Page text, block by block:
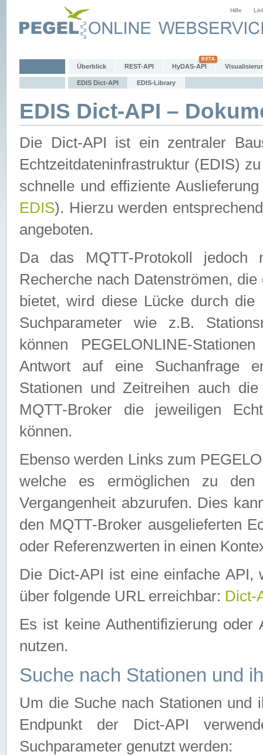
Hilfe
Überblick REST-API HyDAS-API
EDIS Dict-API EDIS-Library
EDIS Dict-API –
Die Dict-API ist ein zentraler
Echtzeitdateninfrastruktur (EDIS)
schnelle und effiziente
EDIS). Hierzu werden
angeboten.
Da das MQTT-Protokoll jedoch
Recherche nach Datenströmen,
bietet, wird diese Lücke durch die
Suchparameter wie z.B.
können PEGELONLINE-
Antwort auf eine Suchanfrage
Stationen und Zeitreihen auch
MQTT-Broker die jeweiligen
können.
Ebenso werden Links zum
welche es ermöglichen zu den
Vergangenheit abzurufen. Dies
den MQTT-Broker ausgelieferten
oder Referenzwerten in einen
Die Dict-API ist eine einfache API,
über folgende URL erreichbar: Dict-
Es ist keine Authentifizierung
nutzen.
Suche nach Stationen und
Um die Suche nach Stationen und
Endpunkt der Dict-API
Suchparameter genutzt werden: